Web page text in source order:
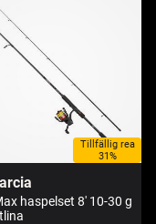
Tillfällig rea
31%
haspelset 8' 10-30 g